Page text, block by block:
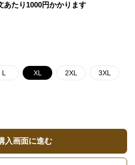
あたり 1000円かかります
L XL 2XL 3XL
入画面に進む